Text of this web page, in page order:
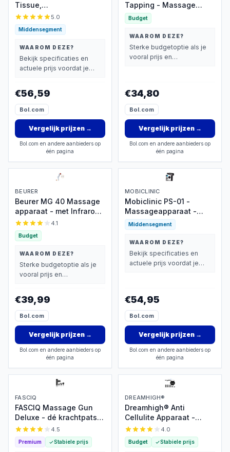
Tissue,
spierpercussiemassage
met 9 standen en 99
versnellingen,
rugmassage voor
tissue, elektrisch
massageapparaat voor
en billen (16 koppen)
5.0
Middensegment
WAAROM DEZE?
Bekijk specificaties en
actuele prijs voordat je
€56,59
Bol.com
Vergelijk prijzen→
Bol.com en andere aanbieders op
één pagina
Tapping - Massage
Apparaat - Massage
Gun - Massage Pistool -
Sport En Relax Massage
- Ontspannende
Vibrerende Massage - 3
Massagehulpstukken - 2
Budget
WAAROM DEZE?
Sterke budgetoptie als je
vooral prijs en
€34,80
Bol.com
Vergelijk prijzen→
Bol.com en andere aanbieders op
één pagina
BEURER
Beurer MG 40 Massage
apparaat - met Infrarood
Warmte - Diepe
Spiermassage &
Triggerpoints - Inc. 4
Opzetstukken -
met Flexibele Handgreep
4.1
Budget
WAAROM DEZE?
Sterke budgetoptie als je
vooral prijs en
€39,99
Bol.com
Vergelijk prijzen→
Bol.com en andere aanbieders op
één pagina
MOBICLINIC
Mobiclinic PS-01 -
Massageapparaat -
Massage Gun -
Massage pistool - 6
verschillende
Opzetstukken - 30
instelbare
intensiteitsniveaus -
Diep weefsel
massageapparaat -
Draagbaar - Grijs
Middensegment
WAAROM DEZE?
Bekijk specificaties en
actuele prijs voordat je
€54,95
Bol.com
Vergelijk prijzen→
Bol.com en andere aanbieders op
één pagina
FASCIQ
FASCIQ Massage Gun
Deluxe - dé krachtpatser
onder de massage guns
(massage apparaten)
4.5
Premium Stabiele prijs
DREAMHIGH®
Dreamhigh® Anti
Cellulite Apparaat -
Elektrisch
Massageapparaat
Massagegun - 8
4.0
Budget Stabiele prijs